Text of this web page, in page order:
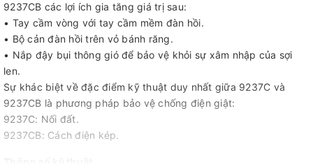
9237CB các lợi ích gia tăng giá trị sau:
• Tay cầm vòng với tay cầm mềm đàn hồi.
• Bộ cản đàn hồi trên vỏ bánh răng.
• Nắp đậy bụi thông gió để bảo vệ khỏi sự xâm nhập của sợi
len.
Sự khác biệt về đặc điểm kỹ thuật duy nhất giữa 9237C và
9237CB là phương pháp bảo vệ chống điện giật:
9237C: Nối đất.
9237CB: Cách điện kép.